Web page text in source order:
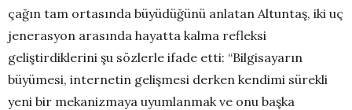
çağın tam ortasında büyüdüğünü anlatan Altuntaş, iki uç
jenerasyon arasında hayatta kalma refleksi
geliştirdiklerini şu sözlerle ifade etti: “Bilgisayarın
büyümesi, internetin gelişmesi derken kendimi sürekli
yeni bir mekanizmaya uyumlanmak ve onu başka